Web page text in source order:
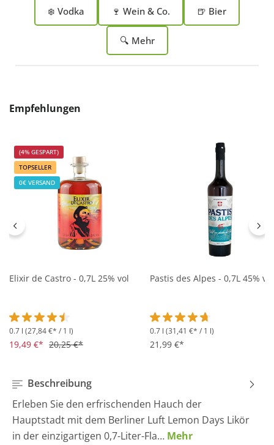
❄️ Vodka 🍷 Wein & Co. 🍺 Bier
🔍 Mehr
Produktgalerie überspringen
Empfehlungen
(4% GESPART)
TOPSELLER
0€ VERSAND
Elixir de Castro - 0,7L 25% vol
Durchschnittliche Bewertung von 4.5 von 5 Sternen
0.7 l (27,84 €* / 1 l)
19,49 €* 20,25 €*
Pastis des Alpes - 0,7L 45% vol
Durchschnittliche
0.7 l (31,41 €* / 1 l)
21,99 €*
Beschreibung
Erleben Sie den erfrischenden Hauch der
Hauptstadt mit dem Berliner Luft Lemon Days Likör
in der einzigartigen 0,7-Liter-Fla… Mehr